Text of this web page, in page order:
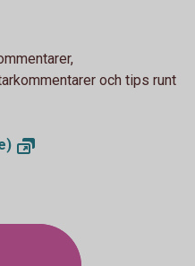
och tips runt